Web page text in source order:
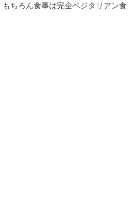
ちろん食事は完全ベジタリアン食